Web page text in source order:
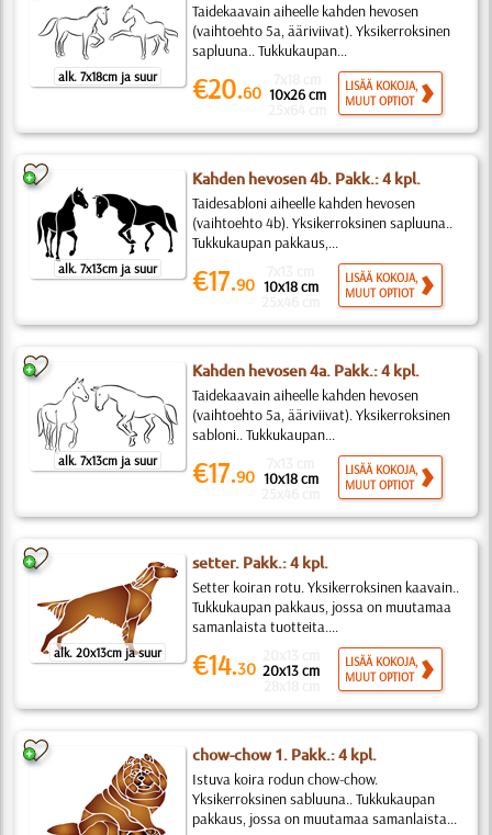
alk. 7x18cm ja suur
Taidekaavain aiheelle kahden hevosen
(vaihtoehto 5a, ääriviivat). Yksikerroksinen
sapluuna.. Tukkukaupan...
€20.60 10x26 cm
LISÄÄ KOKOJA,
MUUT OPTIOT
alk. 7x13cm ja suur
Kahden hevosen 4b. Pakk.: 4 kpl.
Taidesabloni aiheelle kahden hevosen
(vaihtoehto 4b). Yksikerroksinen sapluuna..
Tukkukaupan pakkaus,...
€17.90 10x18 cm
LISÄÄ KOKOJA,
MUUT OPTIOT
alk. 7x13cm ja suur
Kahden hevosen 4a. Pakk.: 4 kpl.
Taidekaavain aiheelle kahden hevosen
(vaihtoehto 5a, ääriviivat). Yksikerroksinen
sabloni.. Tukkukaupan...
€17.90 10x18 cm
LISÄÄ KOKOJA,
MUUT OPTIOT
alk. 20x13cm ja suur
setter. Pakk.: 4 kpl.
Setter koiran rotu. Yksikerroksinen kaavain..
Tukkukaupan pakkaus, jossa on muutamaa
samanlaista tuotteita....
€14.30 20x13 cm
LISÄÄ KOKOJA,
MUUT OPTIOT
chow-chow 1. Pakk.: 4 kpl.
Istuva koira rodun chow-chow.
Yksikerroksinen sabluuna.. Tukkukaupan
pakkaus, jossa on muutamaa samanlaista...